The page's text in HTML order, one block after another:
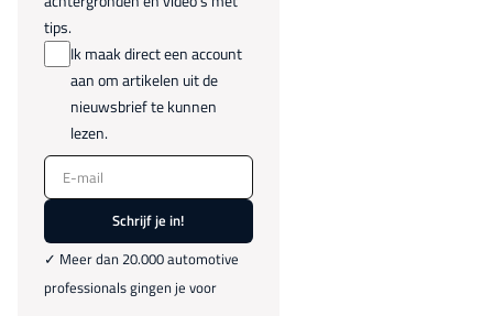
tips.
Ik maak direct een account
aan om artikelen uit de
nieuwsbrief te kunnen
lezen.
E-mail
Schrijf je in!
✓ Meer dan 20.000 automotive
professionals gingen je voor